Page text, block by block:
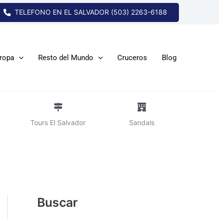
TELEFONO EN EL SALVADOR (503) 2263-6188
Resto del Mundo Cruceros Blog
Tours El Salvador Sandals
Buscar